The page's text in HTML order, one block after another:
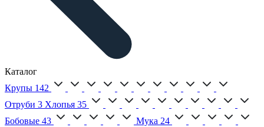
Каталог
Крупы 142
Отруби 3 Хлопья 35
Бобовые 43 Мука 24